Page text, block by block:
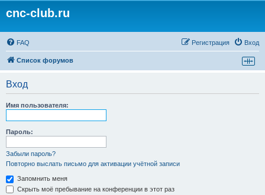
cnc-club.ru
FAQ Вход
Регистрация
Список форумов
Вход
Имя пользователя:
Пароль:
Забыли пароль?
Повторно выслать письмо для активации учётной записи
Запомнить меня
Скрыть моё пребывание на конференции в этот раз